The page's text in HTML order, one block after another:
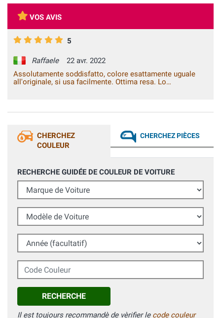
VOS AVIS
5
Raffaele
22 avr. 2022
Assolutamente soddisfatto, colore esattamente uguale
all'originale, si usa facilmente. Ottima resa. Lo
aziende fossero così....
CHERCHEZ
COULEUR
CHERCHEZ PIÈCES
RECHERCHE GUIDÉE DE COULEUR DE VOITURE
Marque de Voiture
Modèle de Voiture
Année (facultatif)
Code Couleur
RECHERCHE
Il est toujours recommandè de vèrifier le code couleur